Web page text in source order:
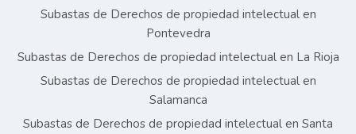
Subastas de Derechos de propiedad intelectual en
Pontevedra
Subastas de Derechos de propiedad intelectual en La Rioja
Subastas de Derechos de propiedad intelectual en
Salamanca
Subastas de Derechos de propiedad intelectual en Santa